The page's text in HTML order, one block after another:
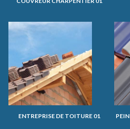
ENTREPRISE DE TOITURE 01